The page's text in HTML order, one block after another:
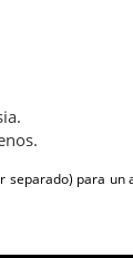
separado) para un